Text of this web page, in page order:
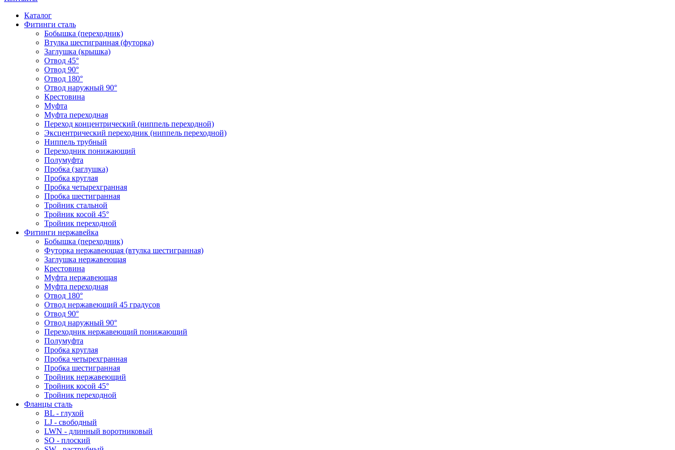
Каталог
Фитинги сталь
Бобышка (переходник)
Втулка шестигранная (футорка)
Заглушка (крышка)
Отвод 45°
Отвод 90°
Отвод 180°
Отвод наружный 90°
Крестовина
Муфта
Муфта переходная
Переход концентрический (ниппель переходной)
Эксцентрический переходник (ниппель переходной)
Ниппель трубный
Переходник понижающий
Полумуфта
Пробка (заглушка)
Пробка круглая
Пробка четырехгранная
Пробка шестигранная
Тройник стальной
Тройник косой 45°
Тройник переходной
Фитинги нержавейка
Бобышка (переходник)
Футорка нержавеющая (втулка шестигранная)
Заглушка нержавеющая
Крестовина
Муфта нержавеющая
Муфта переходная
Отвод 180°
Отвод нержавеющий 45 градусов
Отвод 90°
Отвод наружный 90°
Переходник нержавеющий понижающий
Полумуфта
Пробка круглая
Пробка четырехгранная
Пробка шестигранная
Тройник нержавеющий
Тройник косой 45°
Тройник переходной
Фланцы сталь
BL - глухой
LJ - свободный
LWN - длинный воротниковый
SO - плоский